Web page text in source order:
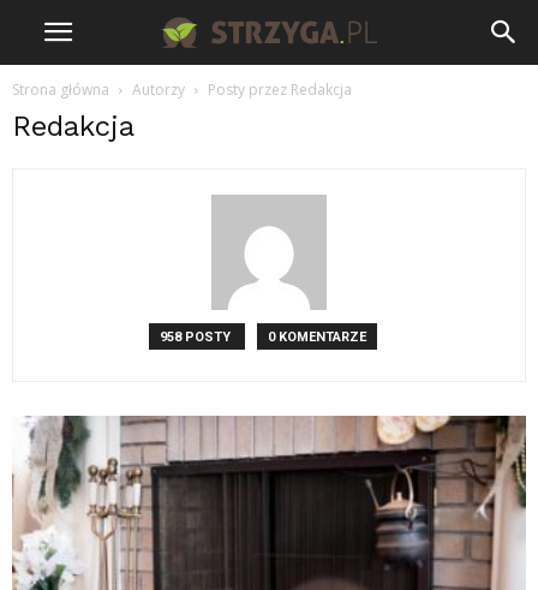
Strona główna Autorzy Posty przez Redakcja
Redakcja
958 POSTY 0 KOMENTARZE